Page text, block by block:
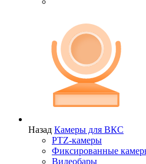
Назад Камеры для ВКС
PTZ-камеры
Фиксированные
Видеобары